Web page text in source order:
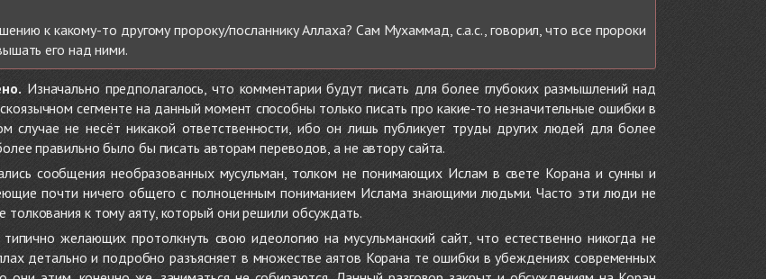
к какому-то другому пророку/посланнику Аллаха? Сам Мухаммад, с.а.с., говорил, что все пророки
его над ними.
Изначально предполагалось, что комментарии будут писать для более глубоких размышлений над
сегменте на данный момент способны только писать про какие-то незначительные ошибки в
случае не несёт никакой ответственности, ибо он лишь публикует труды других людей для более
правильно было бы писать авторам переводов, а не автору сайта.
сообщения необразованных мусульман, толком не понимающих Ислам в свете Корана и сунны и
почти ничего общего с полноценным пониманием Ислама знающими людьми. Часто эти люди не
к тому аяту, который они решили обсуждать.
желающих протолкнуть свою идеологию на мусульманский сайт, что естественно никогда не
детально и подробно разъясняет в множестве аятов Корана те ошибки в убеждениях современных